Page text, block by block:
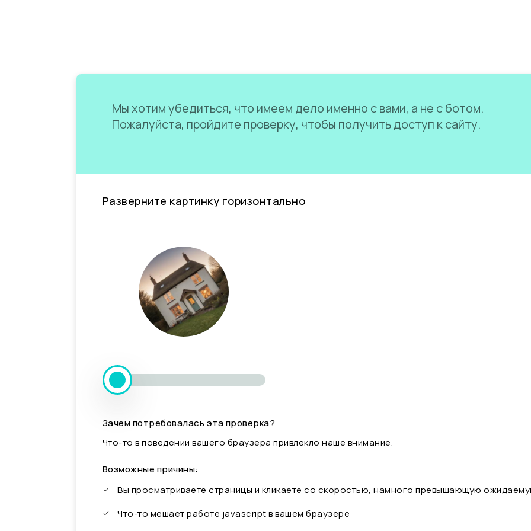
Мы хотим убедиться, что имеем дело именно с вами, а не с ботом.
Пожалуйста, пройдите проверку, чтобы получить доступ к сайту.
Разверните картинку горизонтально
Зачем потребовалась эта проверка?
Что-то в поведении вашего браузера привлекло наше внимание.
Возможные причины:
Вы просматриваете страницы и кликаете со скоростью, намного превышающую
Что-то мешает работе javascript в вашем браузере